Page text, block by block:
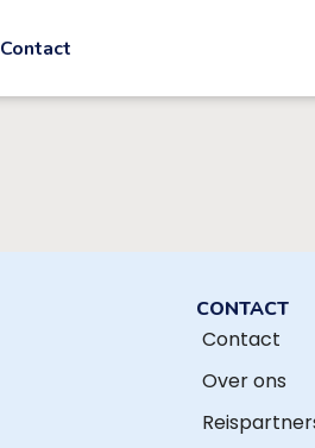
Contact
CONTACT
Contact
Over ons